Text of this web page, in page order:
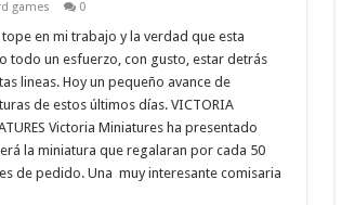
games 0
tope en mi trabajo y la verdad que esta
todo un esfuerzo, con gusto, estar detrás
lineas. Hoy un pequeño avance de
de estos últimos días. VICTORIA
Victoria Miniatures ha presentado
la miniatura que regalaran por cada 50
de pedido. Una muy interesante comisaria